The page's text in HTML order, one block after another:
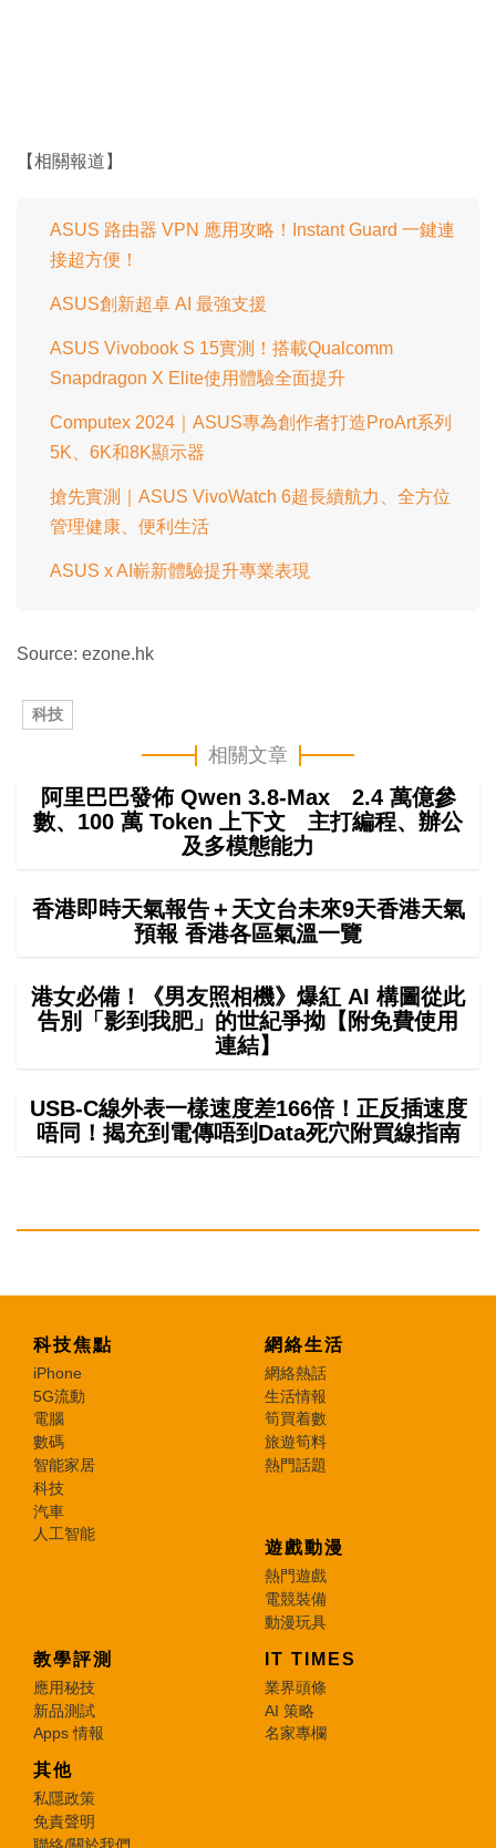
【相關報道】
ASUS 路由器 VPN 應用攻略！Instant Guard 一鍵連
接超方便！
ASUS創新超卓 AI 最強支援
ASUS Vivobook S 15實測！搭載Qualcomm
Snapdragon X Elite使用體驗全面提升
Computex 2024｜ASUS專為創作者打造ProArt系列
5K、6K和8K顯示器
搶先實測｜ASUS VivoWatch 6超長續航力、全方位
管理健康、便利生活
ASUS x AI嶄新體驗提升專業表現
Source: ezone.hk
科技
相關文章
阿里巴巴發佈 Qwen 3.8-Max 2.4 萬億參
數、100 萬 Token 上下文 主打編程、辦公
及多模態能力
香港即時天氣報告＋天文台未來9天香港天氣
預報 香港各區氣溫一覽
港女必備！《男友照相機》爆紅 AI 構圖從此
告別「影到我肥」的世紀爭拗【附免費使用
連結】
USB-C線外表一樣速度差166倍！正反插速度
唔同！揭充到電傳唔到Data死穴附買線指南
科技焦點
iPhone
5G流動
電腦
數碼
智能家居
科技
汽車
人工智能
網絡生活
網絡熱話
生活情報
筍買着數
旅遊筍料
熱門話題
遊戲動漫
熱門遊戲
電競裝備
動漫玩具
教學評測
應用秘技
新品測試
Apps 情報
IT TIMES
業界頭條
AI 策略
名家專欄
其他
私隱政策
免責聲明
聯絡/關於我們